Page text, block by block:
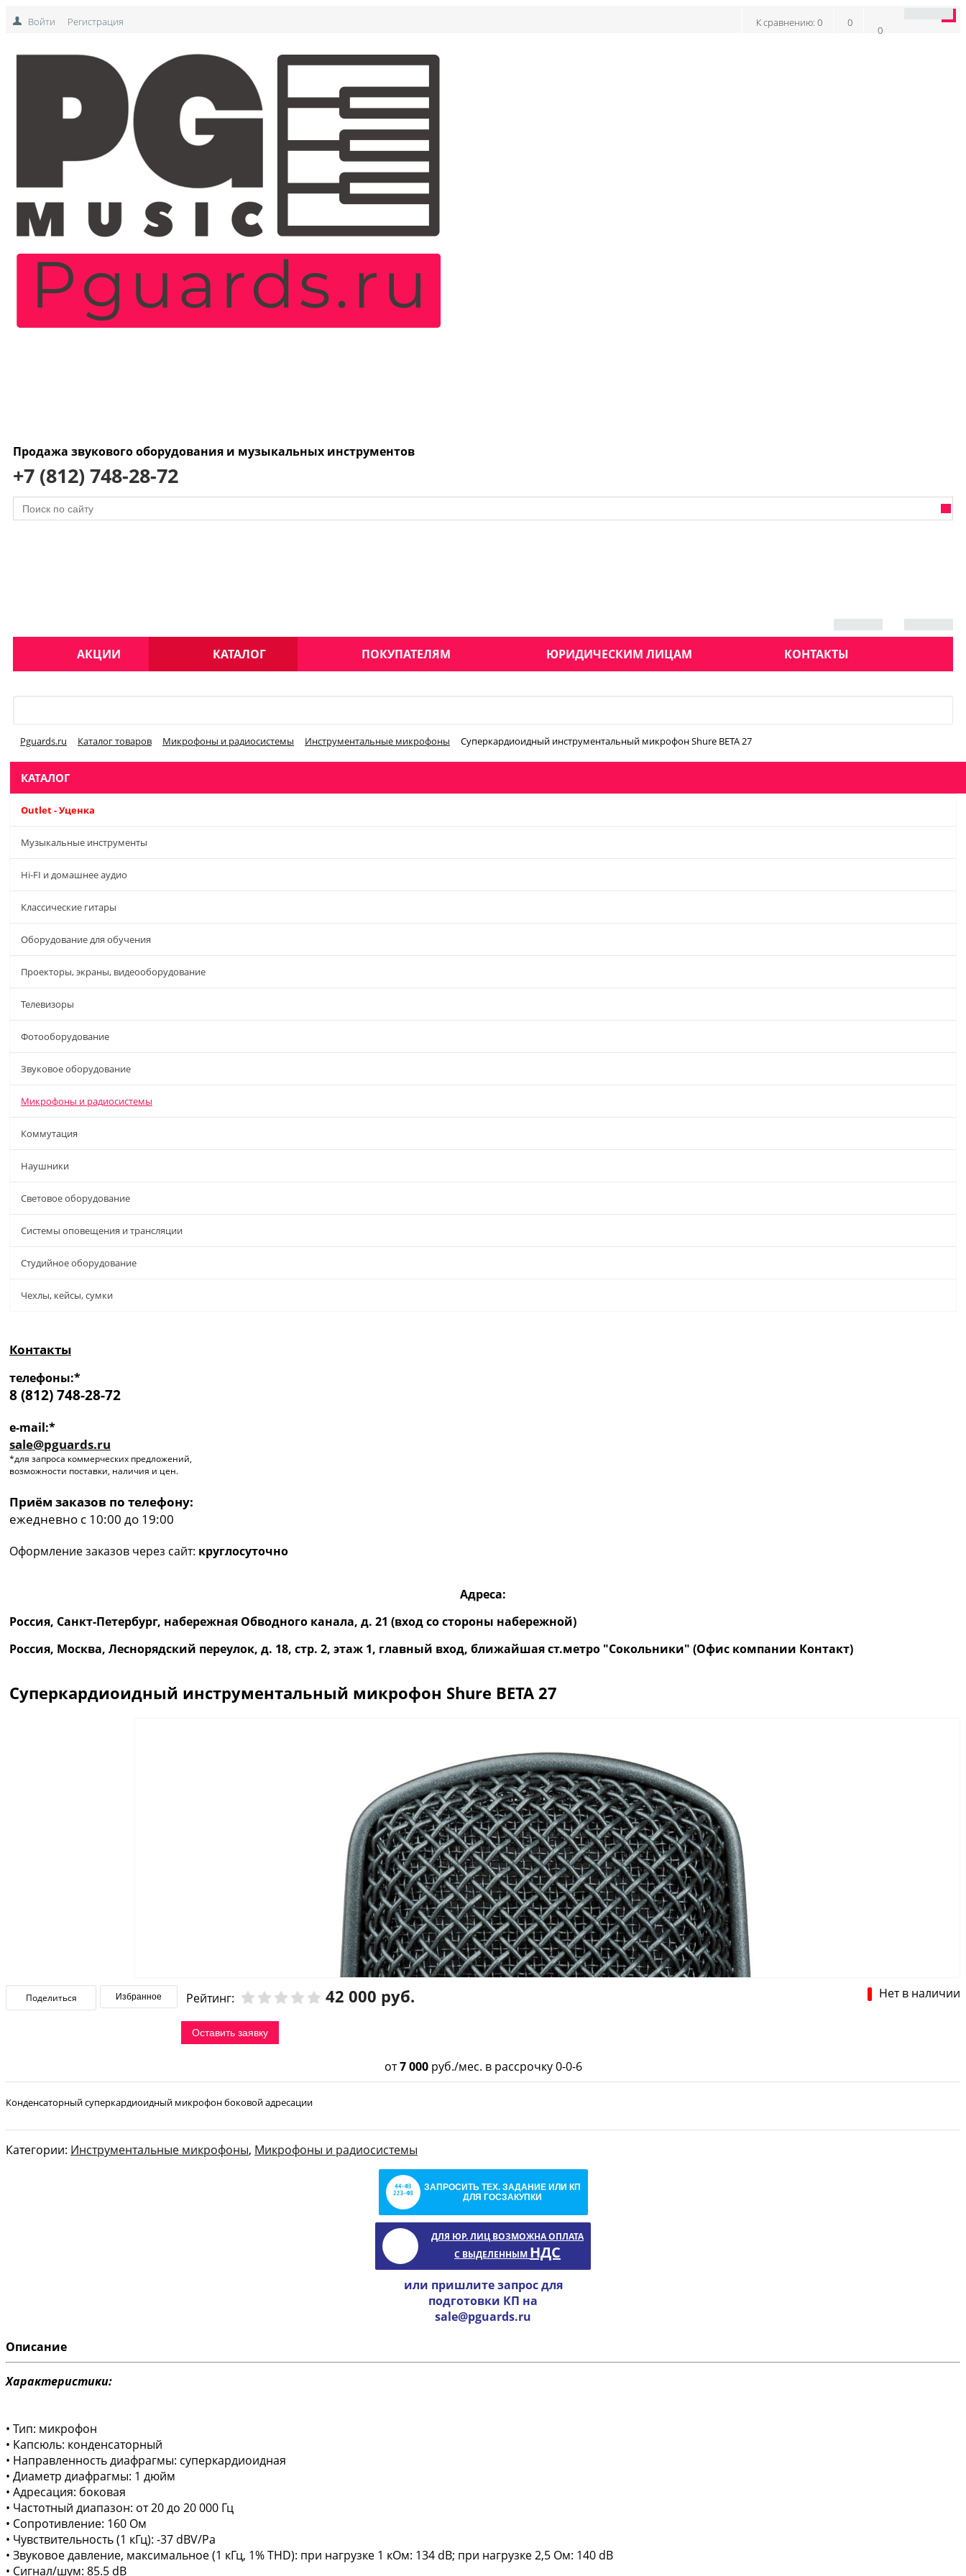
Войти Регистрация
0
0
К сравнению: 0
Продажа звукового оборудования и музыкальных инструментов
+7 (812) 748-28-72
АКЦИИ КАТАЛОГ ПОКУПАТЕЛЯМ ЮРИДИЧЕСКИМ ЛИЦАМ КОНТАКТЫ
Pguards.ru Каталог товаров Микрофоны и радиосистемы Инструментальные микрофоны Суперкардиоидный инструментальный микрофон Shure BETA 27
КАТАЛОГ
Outlet - Уценка
Музыкальные инструменты
Hi-FI и домашнее аудио
Классические гитары
Оборудование для обучения
Проекторы, экраны, видеооборудование
Телевизоры
Фотооборудование
Звуковое оборудование
Микрофоны и радиосистемы
Коммутация
Наушники
Световое оборудование
Системы оповещения и трансляции
Студийное оборудование
Чехлы, кейсы, сумки
Контакты
телефоны:*
8 (812) 748-28-72
e-mail:*
sale@pguards.ru
*для запроса коммерческих предложений,
возможности поставки, наличия и цен.
Приём заказов по телефону:
ежедневно с 10:00 до 19:00
Оформление заказов через сайт: круглосуточно
Адреса:
Россия, Санкт-Петербург, набережная Обводного канала, д. 21 (вход со стороны набережной)
Россия, Москва, Леснорядский переулок, д. 18, стр. 2, этаж 1, главный вход, ближайшая ст.метро "Сокольники" (Офис компании Контакт)
Суперкардиоидный инструментальный микрофон Shure BETA 27
Поделиться Избранное Рейтинг: Нет в наличии
42 000 руб.
Оставить заявку
от7 000руб./мес. в рассрочку 0-0-6
Конденсаторный суперкардиоидный микрофон боковой адресации
Категории: Инструментальные микрофоны, Микрофоны и радиосистемы
ЗАПРОСИТЬ ТЕХ. ЗАДАНИЕ ИЛИ КП
ДЛЯ ГОСЗАКУПКИ
ДЛЯ ЮР. ЛИЦ ВОЗМОЖНА ОПЛАТА
С ВЫДЕЛЕННЫМ НДС
или пришлите запрос для
подготовки КП на
sale@pguards.ru
Описание
Характеристики:
• Тип: микрофон
• Капсюль: конденсаторный
• Направленность диафрагмы: суперкардиоидная
• Диаметр диафрагмы: 1 дюйм
• Адресация: боковая
• Частотный диапазон: от 20 до 20 000 Гц
• Сопротивление: 160 Ом
• Чувствительность (1 кГц): -37 dBV/Pa
• Звуковое давление, максимальное (1 кГц, 1% THD): при нагрузке 1 кОм: 134 dB; при нагрузке 2,5 Ом: 140 dB
• Сигнал/шум: 85.5 dB